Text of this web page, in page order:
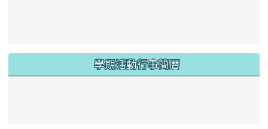
學期活動行事簡曆